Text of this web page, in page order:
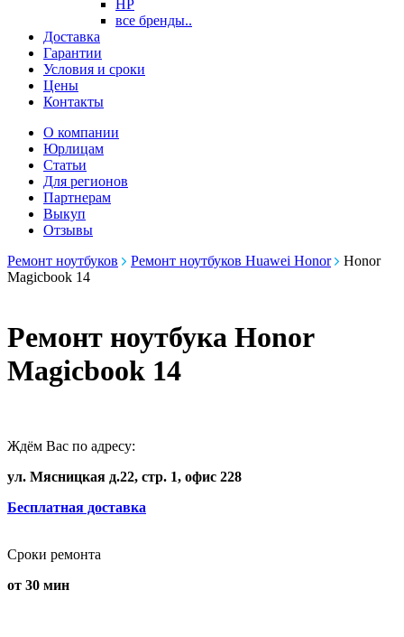
HP
все бренды..
Доставка
Гарантии
Условия и сроки
Цены
Контакты
О компании
Юрлицам
Статьи
Для регионов
Партнерам
Выкуп
Отзывы
Ремонт ноутбуков
Ремонт ноутбуков Huawei Honor
Honor
Magicbook 14
Ремонт ноутбука Honor
Magicbook 14
Ждём Вас по адресу:
ул. Мясницкая д.22, стр. 1, офис 228
Бесплатная доставка
Сроки ремонта
от 30 мин